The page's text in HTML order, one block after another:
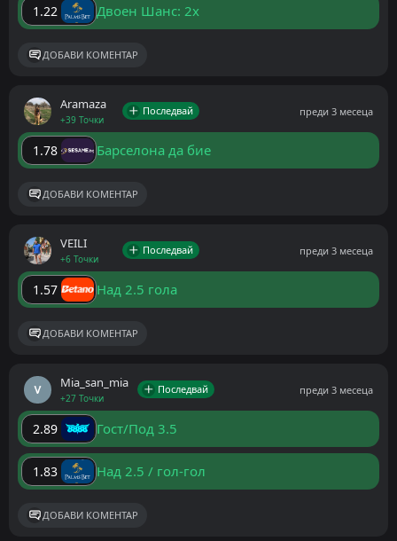
1.22 Двоен Шанс: 2x
ДОБАВИ КОМЕНТАР
Aramaza
+39 Точки
Последвай преди 3 месеца
1.78 Барселона да бие
ДОБАВИ КОМЕНТАР
VEILI
+6 Точки
Последвай преди 3 месеца
1.57 Над 2.5 гола
ДОБАВИ КОМЕНТАР
Mia_san_mia
+27 Точки
Последвай преди 3 месеца
2.89 Гост/Под 3.5
1.83 Над 2.5 / гол-гол
ДОБАВИ КОМЕНТАР